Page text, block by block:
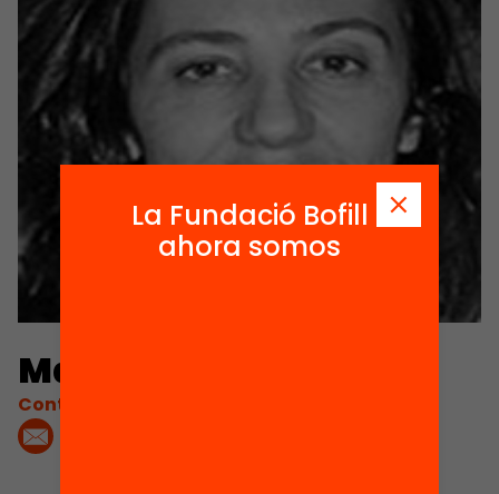
Maria Ojuel
Contacta'm:
La Fundació Bofill
ahora somos